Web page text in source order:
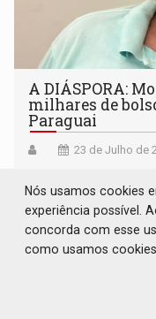
A DIÁSPORA:
milhares de
Paraguai
23 de Julho de
Nós usamos cookies
experiência possível.
concorda com esse
como usamos